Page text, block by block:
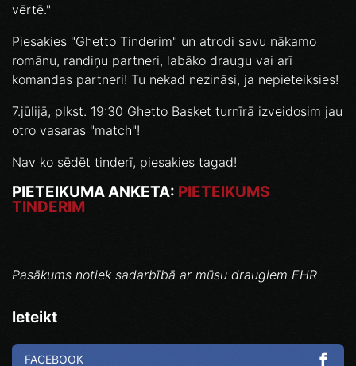
vērtē."
Piesakies "Ghetto Tinderim" un atrodi savu nākamo
romānu, randiņu partneri, labāko draugu vai arī
komandas partneri! Tu nekad nezināsi, ja nepieteiksies!
7.jūlijā, plkst. 19:30 Ghetto Basket turnīrā izveidosim jau
otro vasaras "match"!
Nav ko sēdēt tinderī, piesakies tagad!
PIETEIKUMA ANKETA: PIETEIKUMS
TINDERIM
Pasākums notiek sadarbībā ar mūsu draugiem EHR
Ieteikt
FACEBOOK